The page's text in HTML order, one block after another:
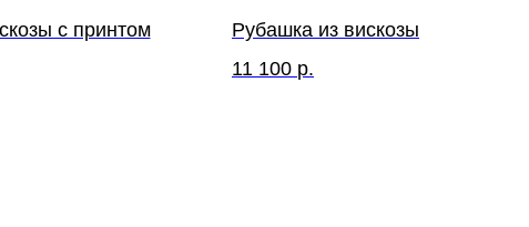
с принтом
Рубашка из вискозы
11 100 р.